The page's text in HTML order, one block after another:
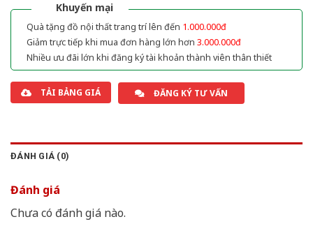
Khuyến mại
Quà tặng đồ nội thất trang trí lên đến 1.000.000đ
Giảm trực tiếp khi mua đơn hàng lớn hơn 3.000.000đ
Nhiều ưu đãi lớn khi đăng ký tài khoản thành viên thân thiết
TẢI BẢNG GIÁ ĐĂNG KÝ TƯ VẤN
ĐÁNH GIÁ (0)
Đánh giá
Chưa có đánh giá nào.